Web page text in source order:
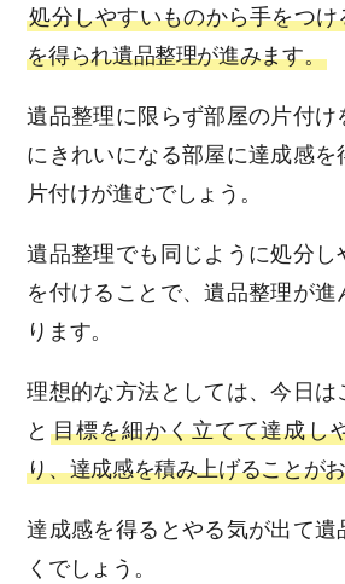
処分しやすいものから手をつ
を得られ遺品整理が進みます。
遺品整理に限らず部屋の片付け
にきれいになる部屋に達成感を
片付けが進むでしょう。
遺品整理でも同じように処分し
を付けることで、遺品整理が進
ります。
理想的な方法としては、今日は
と 目標を細かく立てて達成し
り、達成感を積み上げることが
達成感を得るとやる気が出て遺
くでしょう。